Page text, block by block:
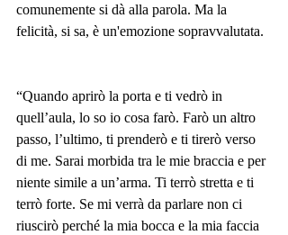
comunemente si dà alla parola. Ma la
felicità, si sa, è un'emozione sopravvalutata.
“Quando aprirò la porta e ti vedrò in
quell’aula, lo so io cosa farò. Farò un altro
passo, l’ultimo, ti prenderò e ti tirerò verso
di me. Sarai morbida tra le mie braccia e per
niente simile a un’arma. Ti terrò stretta e ti
terrò forte. Se mi verrà da parlare non ci
riuscirò perché la mia bocca e la mia faccia